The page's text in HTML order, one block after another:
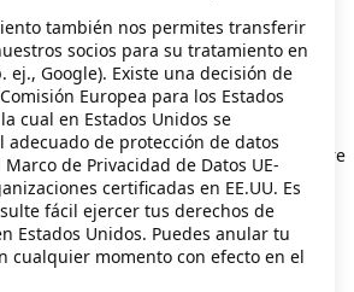
side exception has occurred
(see the browser console for more
information).
también nos permites transferir
socios para su tratamiento en
ej., Google). Existe una decisión de
Europea para los Estados
cual en Estados Unidos se
de protección de datos
de Privacidad de Datos UE-
certificadas en EE.UU. Es
fácil ejercer tus derechos de
Estados Unidos. Puedes anular tu
cualquier momento con efecto en el